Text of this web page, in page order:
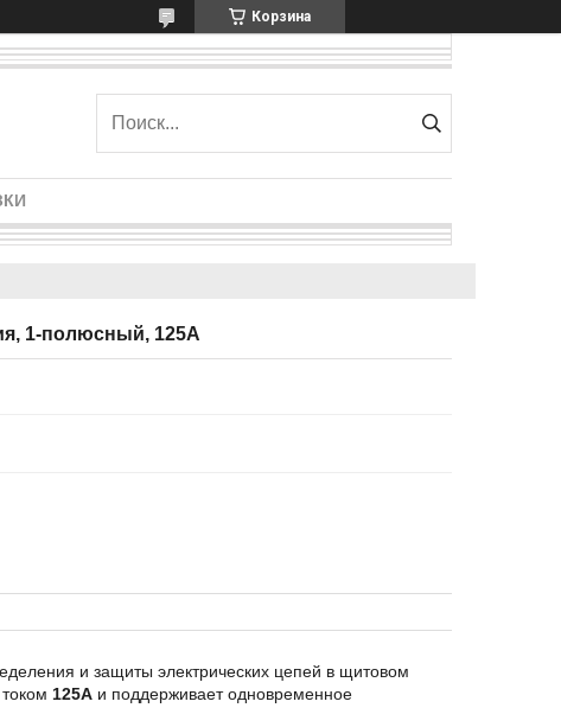
Корзина
1-полюсный, 125А
и защиты электрических цепей в щитовом
125А и поддерживает одновременное